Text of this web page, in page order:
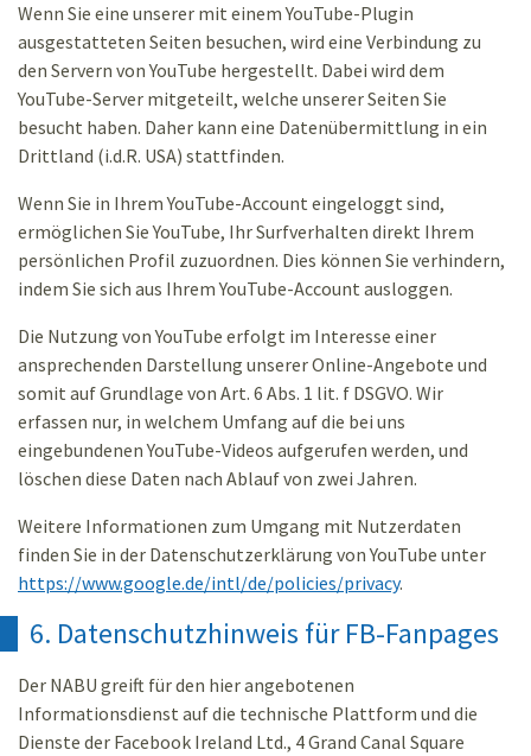
Wenn Sie eine unserer mit einem YouTube-Plugin
ausgestatteten Seiten besuchen, wird eine Verbindung zu
den Servern von YouTube hergestellt. Dabei wird dem
YouTube-Server mitgeteilt, welche unserer Seiten Sie
besucht haben. Daher kann eine Datenübermittlung in ein
Drittland (i.d.R. USA) stattfinden.
Wenn Sie in Ihrem YouTube-Account eingeloggt sind,
ermöglichen Sie YouTube, Ihr Surfverhalten direkt Ihrem
persönlichen Profil zuzuordnen. Dies können Sie verhindern,
indem Sie sich aus Ihrem YouTube-Account ausloggen.
Die Nutzung von YouTube erfolgt im Interesse einer
ansprechenden Darstellung unserer Online-Angebote und
somit auf Grundlage von Art. 6 Abs. 1 lit. f DSGVO. Wir
erfassen nur, in welchem Umfang auf die bei uns
eingebundenen YouTube-Videos aufgerufen werden, und
löschen diese Daten nach Ablauf von zwei Jahren.
Weitere Informationen zum Umgang mit Nutzerdaten
finden Sie in der Datenschutzerklärung von YouTube unter
https://www.google.de/intl/de/policies/privacy.
6. Datenschutzhinweis für FB-Fanpages
Der NABU greift für den hier angebotenen
Informationsdienst auf die technische Plattform und die
Dienste der Facebook Ireland Ltd., 4 Grand Canal Square